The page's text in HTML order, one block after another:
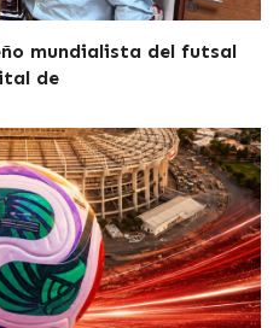
mundialista del futsal
de